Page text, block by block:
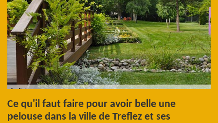
Ce qu'il faut faire pour avoir belle une
pelouse dans la ville de Treflez et ses